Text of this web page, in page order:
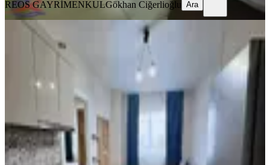
REOS GAYRİMENKULGökhan Ciğerlioğlu Ara
MANZARALI
Bornova Konutları-full-lüks Eşyalı-
Onikişubat, Üngüt Mahallesi
2+0
·4. Kat 01.08.2026
23.000 ₺